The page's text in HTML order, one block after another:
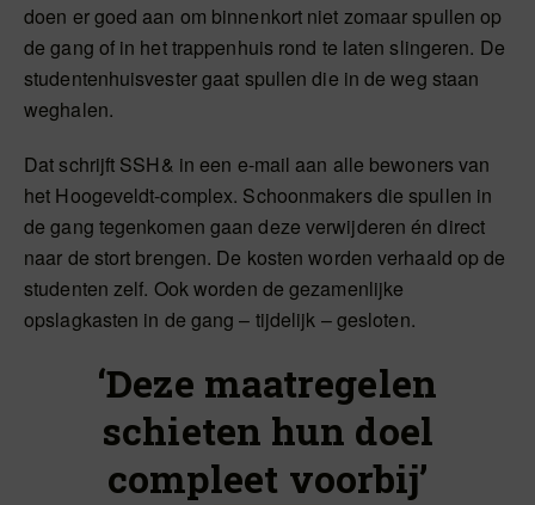
doen er goed aan om binnenkort niet zomaar spullen op
de gang of in het trappenhuis rond te laten slingeren. De
studentenhuisvester gaat spullen die in de weg staan
weghalen.
Dat schrijft SSH& in een e-mail aan alle bewoners van
het Hoogeveldt-complex. Schoonmakers die spullen in
de gang tegenkomen gaan deze verwijderen én direct
naar de stort brengen. De kosten worden verhaald op de
studenten zelf. Ook worden de gezamenlijke
opslagkasten in de gang – tijdelijk – gesloten.
‘Deze maatregelen
schieten hun doel
compleet voorbij’